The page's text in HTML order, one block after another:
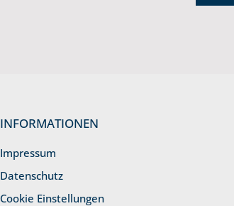
INFORMATIONEN
Impressum
Datenschutz
Cookie Einstellungen